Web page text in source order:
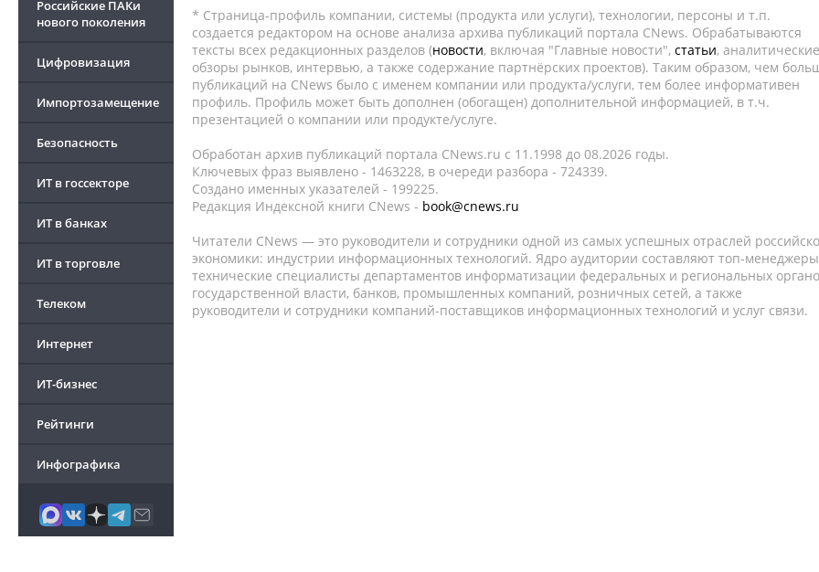
Российские ПАКи
нового поколения
Цифровизация
Импортозамещение
Безопасность
ИТ в госсекторе
ИТ в банках
ИТ в торговле
Телеком
Интернет
ИТ-бизнес
Рейтинги
Инфографика
* Страница-профиль компании, системы (продукта или услуги), технологии, персоны и т.п.
создается редактором на основе анализа архива публикаций портала CNews. Обрабатываются
тексты всех редакционных разделов (новости, включая "Главные новости", статьи, аналитические
обзоры рынков, интервью, а также содержание партнёрских проектов). Таким образом, чем
публикаций на CNews было с именем компании или продукта/услуги, тем более информативен
профиль. Профиль может быть дополнен (обогащен) дополнительной информацией, в т.ч.
презентацией о компании или продукте/услуге.
Обработан архив публикаций портала CNews.ru c 11.1998 до 08.2026 годы.
Ключевых фраз выявлено - 1463228, в очереди разбора - 724339.
Создано именных указателей - 199225.
Редакция Индексной книги CNews - book@cnews.ru
Читатели CNews — это руководители и сотрудники одной из самых успешных отраслей
экономики: индустрии информационных технологий. Ядро аудитории составляют топ-
технические специалисты департаментов информатизации федеральных и региональных
государственной власти, банков, промышленных компаний, розничных сетей, а также
руководители и сотрудники компаний-поставщиков информационных технологий и услуг связи.